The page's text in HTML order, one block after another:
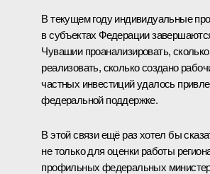
В текущем году индивидуальные
в субъектах Федерации
Чувашии проанализировать,
реализовать, сколько создано
частных инвестиций удалось
федеральной поддержке.
В этой связи ещё раз хотел бы
не только для оценки работы
профильных федеральных